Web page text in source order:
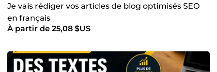
Je vais rédiger vos articles de blog optimisés SEO
en français
À partir de 25,08 $US